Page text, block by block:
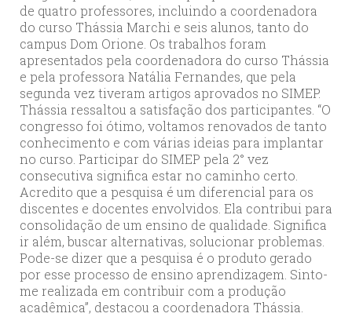
de quatro professores, incluindo a coordenadora
do curso Thássia Marchi e seis alunos, tanto do
campus Dom Orione. Os trabalhos foram
apresentados pela coordenadora do curso Thássia
e pela professora Natália Fernandes, que pela
segunda vez tiveram artigos aprovados no SIMEP.
Thássia ressaltou a satisfação dos participantes. “O
congresso foi ótimo, voltamos renovados de tanto
conhecimento e com várias ideias para implantar
no curso. Participar do SIMEP pela 2° vez
consecutiva significa estar no caminho certo.
Acredito que a pesquisa é um diferencial para os
discentes e docentes envolvidos. Ela contribui para
consolidação de um ensino de qualidade. Significa
ir além, buscar alternativas, solucionar problemas.
Pode-se dizer que a pesquisa é o produto gerado
por esse processo de ensino aprendizagem. Sinto-
me realizada em contribuir com a produção
acadêmica”, destacou a coordenadora Thássia.